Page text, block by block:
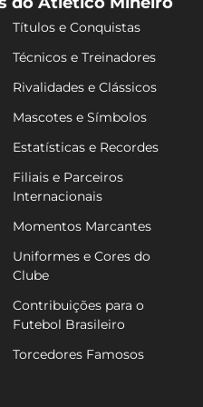
Títulos e Conquistas
Técnicos e Treinadores
Rivalidades e Clássicos
Mascotes e Símbolos
Estatísticas e Recordes
Filiais e Parceiros
Internacionais
Momentos Marcantes
Uniformes e Cores do
Clube
Contribuições para o
Futebol Brasileiro
Torcedores Famosos